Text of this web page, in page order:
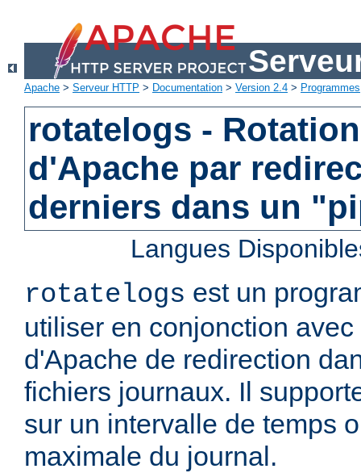
Apache > Serveur HTTP > Documentation > Version 2.4 > Programmes
rotatelogs -
d'Apache par
derniers dans un
Langues
rotatelogs est un
utiliser en conjonction
d'Apache de redirection
fichiers journaux. Il
sur un intervalle de temps
maximale du journal.